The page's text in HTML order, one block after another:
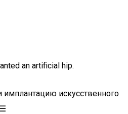
an artificial hip.
искусственного